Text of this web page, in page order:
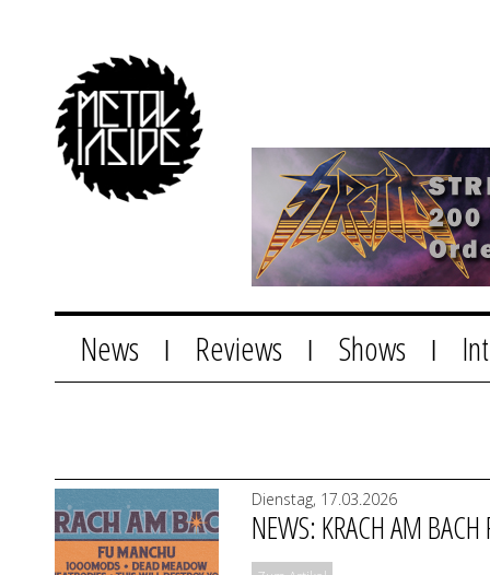
News Reviews Shows
Dienstag, 17.03.2026
NEWS: KRACH AM